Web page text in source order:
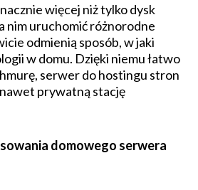
więcej niż tylko dysk
nim uruchomić różnorodne
odmienią sposób, w jaki
w domu. Dzięki niemu łatwo
serwer do hostingu stron
prywatną stację
domowego serwera